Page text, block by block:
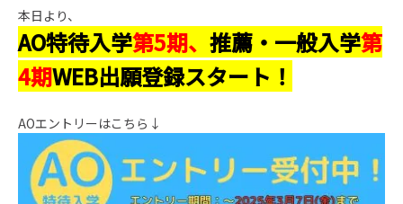
本日より、
AO特待入学第5期、 推薦・一般入学第
4期WEB出願登録スタート！
AOエントリーはこちら↓